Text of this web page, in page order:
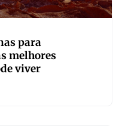
para
melhores
viver